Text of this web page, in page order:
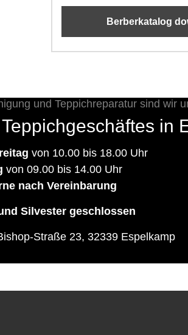
Berberkatalog
in
von 10.00 bis 18.00 Uhr
von 09.00 bis 14.00 Uhr
nach Vereinbarung
Silvester geschlossen
Straße 23, 32339 Espelkamp